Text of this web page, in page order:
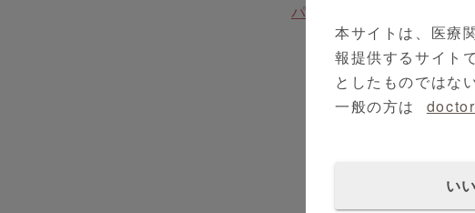
パスワードをお忘れの方
本サイトは、医療
報提供するサイト
としたものではな
一般の方は
い